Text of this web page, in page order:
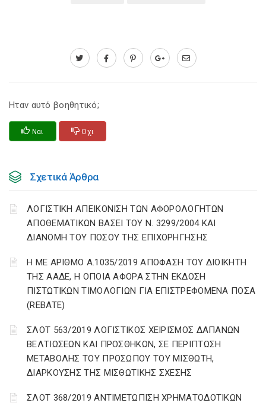
Ηταν αυτό βοηθητικό;
Ναι Οχι
Σχετικά Άρθρα
ΛΟΓΙΣΤΙΚΗ ΑΠΕΙΚΟΝΙΣΗ ΤΩΝ ΑΦΟΡΟΛΟΓΗΤΩΝ
ΑΠΟΘΕΜΑΤΙΚΩΝ ΒΑΣΕΙ ΤΟΥ N. 3299/2004 ΚΑΙ
ΔΙΑΝΟΜΗ ΤΟΥ ΠΟΣΟΥ ΤΗΣ ΕΠΙΧΟΡΗΓΗΣΗΣ
Η ΜΕ ΑΡΙΘΜΟ Α.1035/2019 ΑΠΟΦΑΣΗ ΤΟΥ ΔΙΟΙΚΗΤΗ
ΤΗΣ ΑΑΔΕ, Η ΟΠΟΙΑ ΑΦΟΡΑ ΣΤΗΝ ΕΚΔΟΣΗ
ΠΙΣΤΩΤΙΚΩΝ ΤΙΜΟΛΟΓΙΩΝ ΓΙΑ ΕΠΙΣΤΡΕΦΟΜΕΝΑ ΠΟΣΑ
(REBATE)
ΣΛΟΤ 563/2019 ΛΟΓΙΣΤΙΚΟΣ ΧΕΙΡΙΣΜΟΣ ΔΑΠΑΝΩΝ
ΒΕΛΤΙΩΣΕΩΝ ΚΑΙ ΠΡΟΣΘΗΚΩΝ, ΣΕ ΠΕΡΙΠΤΩΣΗ
ΜΕΤΑΒΟΛΗΣ ΤΟΥ ΠΡΟΣΩΠΟΥ ΤΟΥ ΜΙΣΘΩΤΗ,
ΔΙΑΡΚΟΥΣΗΣ ΤΗΣ ΜΙΣΘΩΤΙΚΗΣ ΣΧΕΣΗΣ
ΣΛΟΤ 368/2019 ΑΝΤΙΜΕΤΩΠΙΣΗ ΧΡΗΜΑΤΟΔΟΤΙΚΩΝ